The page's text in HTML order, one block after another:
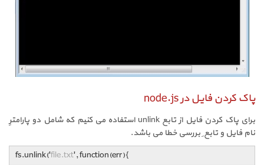
پاک کردن فایل در node.js
برای پاک کردن فایل از تابع unlink استفاده می کنیم که شامل دو پارامترِ
نام فایل و تابع ِ بررسی خطا می باشد.
fs.unlink('file.txt', function(err){